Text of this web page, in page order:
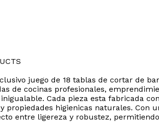
juego de 18 tablas de cortar de
de cocinas profesionales,
Cada pieza esta fabricada
higienicas naturales.
entre ligereza y robustez,